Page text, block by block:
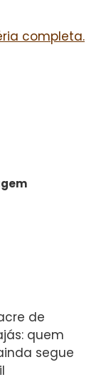
completa.
de
quem
segue